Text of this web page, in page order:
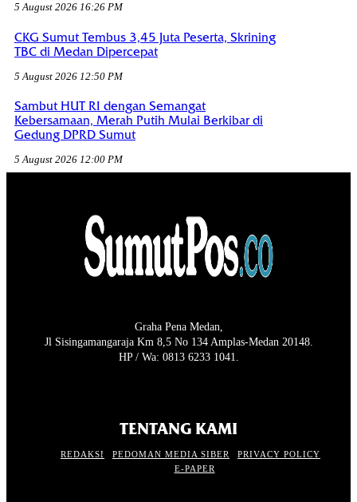
5 August 2026 16:26 PM
CKG Sumut Tembus 3,45 Juta Peserta, Skrining
TBC di Medan Dipercepat
5 August 2026 12:50 PM
Sambut HUT RI dengan Semangat
Kebersamaan, Merah Putih Mulai Berkibar di
Gedung DPRD Sumut
5 August 2026 12:00 PM
Graha Pena Medan,
Jl Sisingamangaraja Km 8,5 No 134 Amplas-Medan 20148.
HP / Wa: 0813 6233 1041.
TENTANG KAMI
REDAKSI PEDOMAN MEDIA SIBER
PRIVACY POLICY
E-PAPER